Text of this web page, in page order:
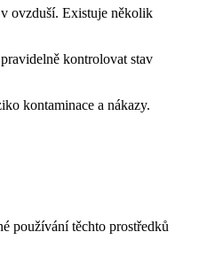
ovzduší. Existuje několik
kontrolovat stav
kontaminace a nákazy.
používání těchto prostředků